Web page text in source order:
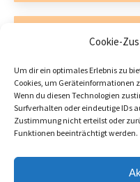
Cookie-
Um dir ein optimales Erlebnis zu
Cookies, um Geräteinformationen
Wenn du diesen Technologien
Surfverhalten oder eindeutige IDs
Zustimmung nicht erteilst oder
Funktionen beeinträchtigt werden.
Kontaktdaten
Dorfstraße 11
78234 Engen-Welschingen
Tel.: 07733 504717 (AB)
Fax: 07733 504722
Öffnungszeiten: